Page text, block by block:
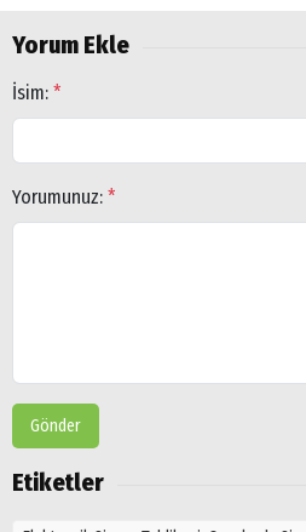
Yorum Ekle
İsim: *
Yorumunuz: *
Gönder
Etiketler